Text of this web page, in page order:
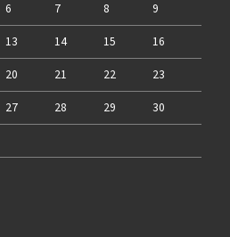
6 7 8 9
13 14 15 16
20 21 22 23
27 28 29 30